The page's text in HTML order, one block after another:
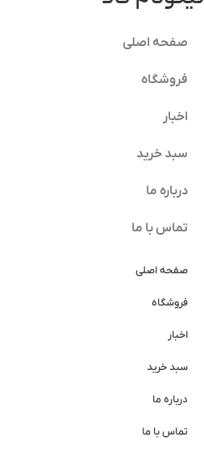
صفحه اصلی
فروشگاه
اخبار
سبد خرید
درباره ما
تماس با ما
صفحه اصلی
فروشگاه
اخبار
سبد خرید
درباره ما
تماس با ما